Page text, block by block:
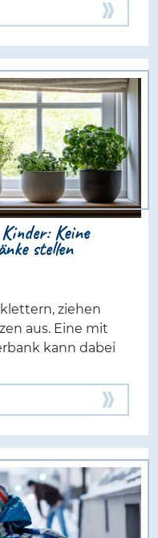
Keine
stellen
ziehen
aus. Eine mit
kann dabei